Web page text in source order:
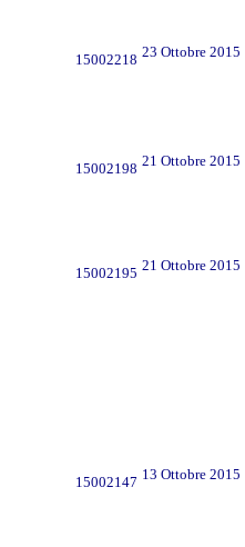
15002218 23 Ottobre 2015
15002198 21 Ottobre 2015
15002195 21 Ottobre 2015
15002147 13 Ottobre 2015